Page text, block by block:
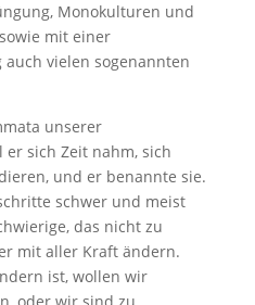
Monokulturen und
mit einer
vielen sogenannten
unserer
sich Zeit nahm, sich
und er benannte sie.
schwer und meist
das nicht zu
mit aller Kraft ändern.
ist, wollen wir